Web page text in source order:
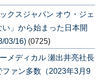
クスジャパン オウ・ジェ
」から始まった日本開
03/16) (0725)
メディカル 瀬出井亮社長
ァン多数（2023年3月9